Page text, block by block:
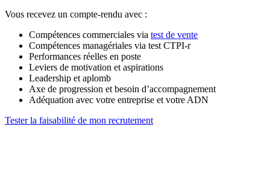
Vous recevez un compte-rendu avec :
Compétences commerciales via test de vente
Compétences managériales via test CTPI-r
Performances réelles en poste
Leviers de motivation et aspirations
Leadership et aplomb
Axe de progression et besoin d’accompagnement
Adéquation avec votre entreprise et votre ADN
Tester la faisabilité de mon recrutement